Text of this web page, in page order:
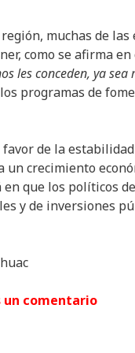
muchas de las
como se afirma
les conceden, ya
programas de
de la
crecimiento
que los políticos
y de inversiones
un comentario